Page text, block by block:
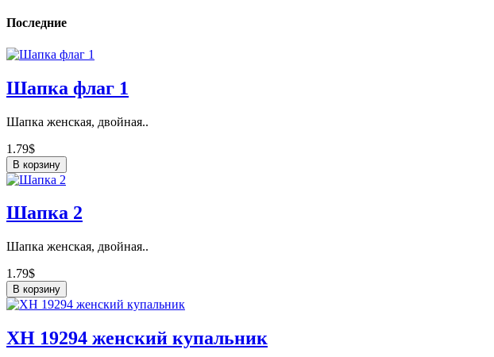
Последние
Шапка флаг 1
Шапка женская, двойная..
1.79$
В корзину
Шапка 2
Шапка женская, двойная..
1.79$
В корзину
ХН 19294 женский купальник